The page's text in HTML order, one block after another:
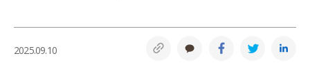
2025.09.10 링크복사 카카오톡 페이스북 트위터